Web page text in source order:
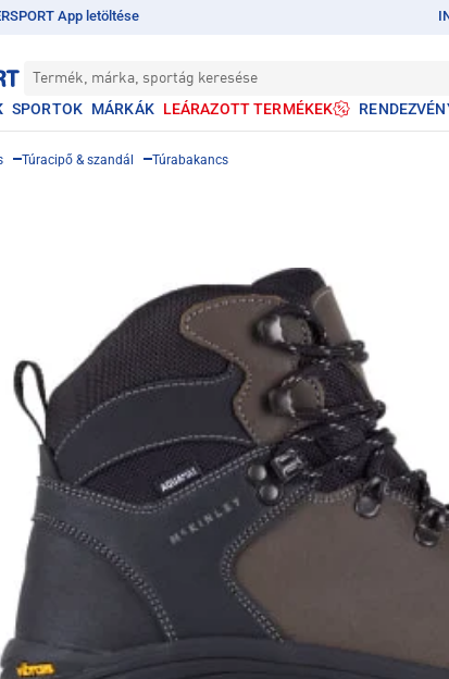
App letöltése
Termék, márka, sportág keresése
SPORTOK MÁRKÁK LEÁRAZOTT TERMÉKEK
Túracipő & szandál Túrabakancs